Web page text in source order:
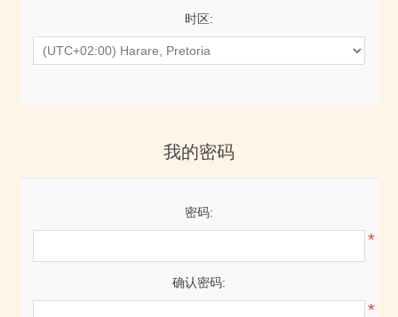
时区:
我的密码
密码:
*
确认密码:
*